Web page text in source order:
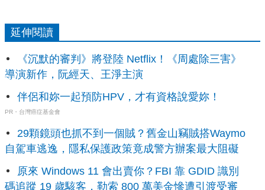
延伸閱讀
《沉默的審判》將登陸 Netflix！《周處除三害》
導演新作，阮經天、王淨主演
伴侶和妳一起預防HPV，才有資格說愛妳！
PR・台灣癌症基金會
29顆鏡頭也抓不到一個賊？舊金山竊賊搭Waymo
自駕車逃逸，隱私保護政策竟成警方辦案最大阻礙
原來 Windows 11 會出賣你？FBI 靠 GDID 識別
碼追蹤 19 歲駭客，勒索 800 萬美金慘遭引渡受審